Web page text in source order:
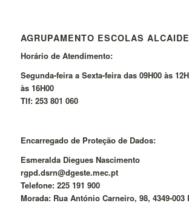
AGRUPAMENTO ESCOLAS
Horário de Atendimento:
Segunda-feira a Sexta-feira das 09H00 às
às 16H00
Tlf: 253 801 060
Encarregado de Proteção de Dados:
Esmeralda Diegues Nascimento
rgpd.dsrn@dgeste.mec.pt
Telefone: 225 191 900
Morada: Rua António Carneiro, 98, 4349-003